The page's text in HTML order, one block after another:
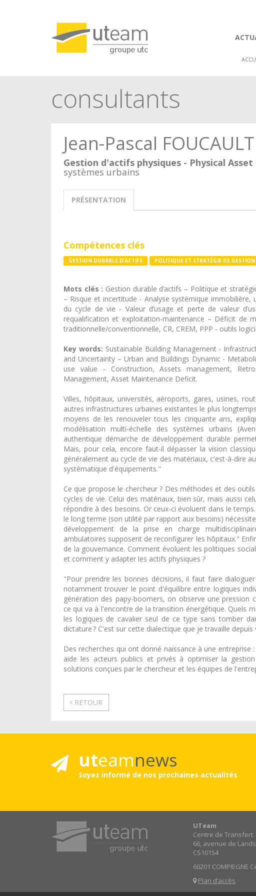
consultants
Jean-Pascal FOUCAULT
Gestion d'actifs physiques - Physical
systèmes urbains
PRÉSENTATION
Compétences clés
GESTION DURABLE D’ACTIFS POLITIQUE ET STRATÉGIE DE
Mots clés : Gestion durable d’actifs – Politique et
– Risque et incertitude - Analyse systémique
du cycle de vie - Valeur d’usage et perte de valeur
requalification et exploitation-maintenance – Déficit de
traditionnelle/conventionnelle, CR, CREM, PPP - outils
Key words: Sustainable Building Management -
and Uncertainty – Urban and Buildings Dynamic -
use value - Construction, Assets management,
Management, Asset Maintenance Deficit.
Villes, hôpitaux, universités, aéroports, gares, usines,
autres infrastructures urbaines existantes le plus
moyens de les renouveler tous les cinquante ans,
modélisation multi-échelle des systèmes urbains
authentique démarche de développement durable
Mais, pour cela, encore faut-il dépasser la vision
généralement au cycle de vie des matériaux, c'est-à-dire
systématique d'équipements."
Ce que propose le chercheur ? Des méthodes et des
cycles de vie. Celui des matériaux, bien sûr, mais aussi
répondre à des besoins. Or ceux-ci évoluent dans le
le long terme (son utilité par rapport aux besoins)
développement de la prise en charge
ambulatoires supposent de reconfigurer les hôpitaux."
de la gouvernance. Comment évoluent les politiques
et comment y adapter les actifs physiques ?
"Pour prendre les bonnes décisions, il faut faire
notamment trouver le point d'équilibre entre logiques
génération des papy-boomers, on observe une pression
ce qui va à l'encontre de la transition énergétique. Quels
les logiques de cavalier seul de ce type sans tomber
dictature ? C'est sur cette dialectique que je travaille depuis
Des recherches qui ont donné naissance à une
aide les acteurs publics et privés à optimiser la
solutions conçues par le chercheur et les équipes de
RETOUR
uteamnews
Soyez informé de nos prochaines actualités
UTeam
Centre de Transfert
66, avenue de
CS10154
60201 COMPIEGNE
Plan d’accès